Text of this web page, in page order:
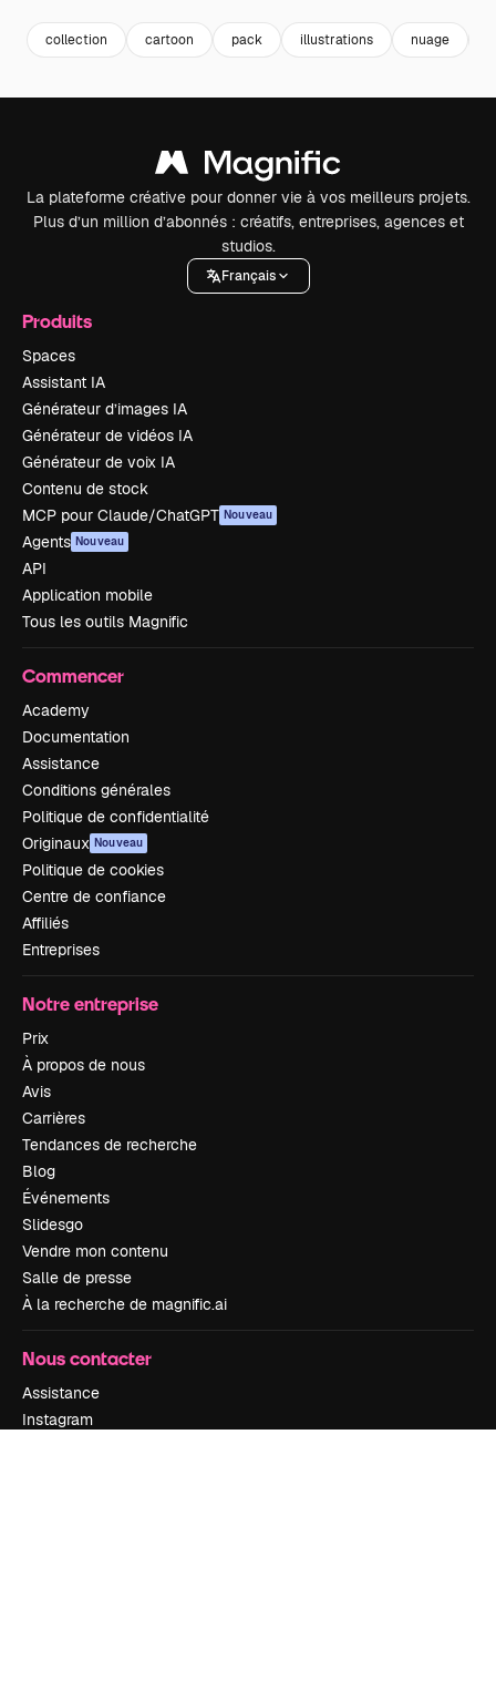
collection cartoon pack illustrations nuage
La plateforme créative pour donner vie à vos meilleurs projets.
Plus d’un million d’abonnés : créatifs, entreprises, agences et
studios.
Français
Produits
Spaces
Assistant IA
Générateur d’images IA
Générateur de vidéos IA
Générateur de voix IA
Contenu de stock
MCP pour Claude/ChatGPT Nouveau
Agents Nouveau
API
Application mobile
Tous les outils Magnific
Commencer
Academy
Documentation
Assistance
Conditions générales
Politique de confidentialité
Originaux Nouveau
Politique de cookies
Centre de confiance
Affiliés
Entreprises
Notre entreprise
Prix
À propos de nous
Avis
Carrières
Tendances de recherche
Blog
Événements
Slidesgo
Vendre mon contenu
Salle de presse
À la recherche de magnific.ai
Nous contacter
Assistance
Instagram